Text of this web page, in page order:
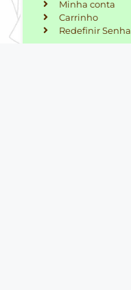
Minha conta
Carrinho
Redefinir Senha